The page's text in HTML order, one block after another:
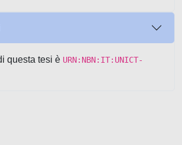
questa tesi è URN:NBN:IT:UNICT-